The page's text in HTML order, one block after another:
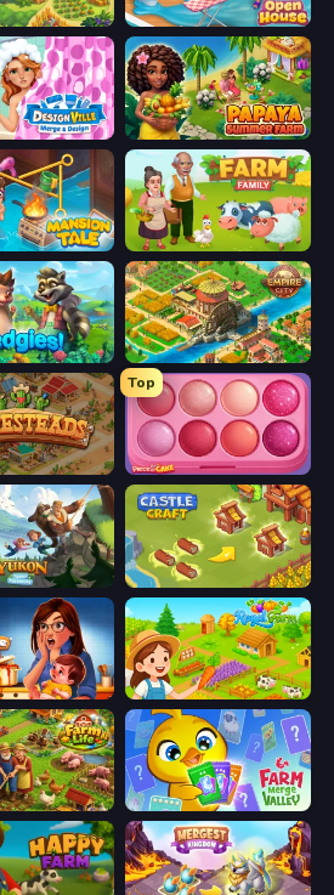
Open House
Designville: Merge & Design Papaya Summer Farm
Mansion Tale: Merge Secrets Farm Family
Empire City
Homesteads: Dream Farm
Top
Piece of Cake: Merge and Bake
Yukon: Family Adventure Castle Craft
Story Royal Farm
Farm Merge Valley